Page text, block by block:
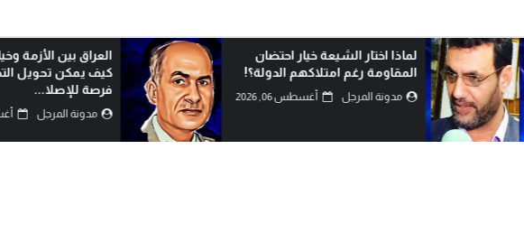
لماذا اختار الشيعة خيار احتضان
المقاومة رغم امتلاكهم الدولة؟!
مدونة المرجل أغسطس 06, 2026
العراق بين الأزمة وخيارات النجاة:
كيف يمكن تحويل التحديات إلى
فرصة للإصلا...
مدونة المرجل أغسطس 06, 2026